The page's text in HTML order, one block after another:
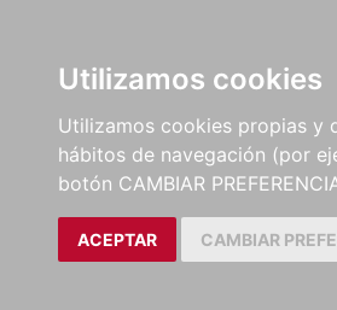
Utilizamos cookies
Utilizamos cookies propias y
hábitos de navegación (por
botón CAMBIAR
ACEPTAR CAMBIAR
LIBROS
MÉTODOS Y
EJERCICIOS